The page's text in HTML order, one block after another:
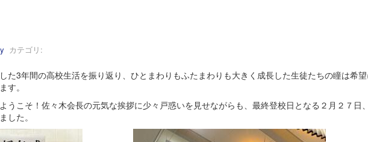
カテゴリ:
た3年間の高校生活を振り返り、ひとまわりもふたまわりも大きく成長した生徒たちの瞳は希
す。
うこそ！佐々木会長の元気な挨拶に少々戸惑いを見せながらも、最終登校日となる２月２７日
した。